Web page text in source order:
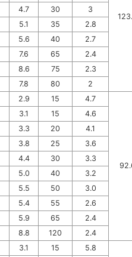
4.7 30
3
5.1 35
2.8
5.6 40
2.7
7.6 65
2.4
8.6 75
2.3
7.8 80 2
2.9 15 4.7
3.1 15
4.6
3.3 20
4.1
3.8 25
3.6
4.4 30
3.3
5.0 40
3.2
5.5 50
3.0
5.4 55
2.6
5.9 65
2.4
8.8 120 2.4
3.1 15 5.8